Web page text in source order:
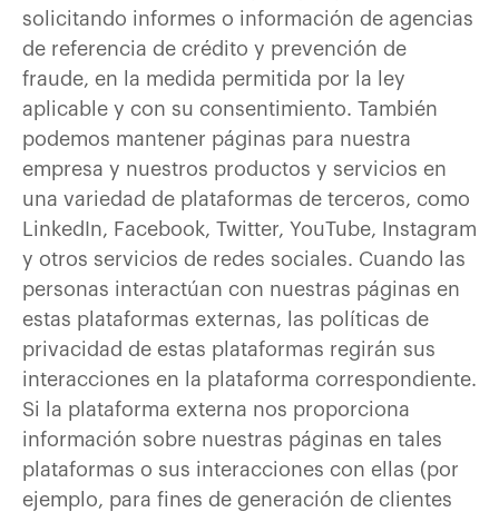
solicitando informes o información de agencias
de referencia de crédito y prevención de
fraude, en la medida permitida por la ley
aplicable y con su consentimiento. También
podemos mantener páginas para nuestra
empresa y nuestros productos y servicios en
una variedad de plataformas de terceros, como
LinkedIn, Facebook, Twitter, YouTube, Instagram
y otros servicios de redes sociales. Cuando las
personas interactúan con nuestras páginas en
estas plataformas externas, las políticas de
privacidad de estas plataformas regirán sus
interacciones en la plataforma correspondiente.
Si la plataforma externa nos proporciona
información sobre nuestras páginas en tales
plataformas o sus interacciones con ellas (por
ejemplo, para fines de generación de clientes